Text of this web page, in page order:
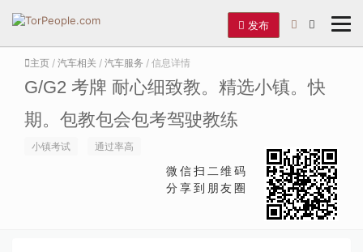
发布
主页 / 汽车相关 / 汽车服务 / 信息详情
G/G2 考牌 耐心细致教。精选小镇。快
期。包教包会包考驾驶教练
小镇考试 通过率高
微信扫二维码
分享到朋友圈